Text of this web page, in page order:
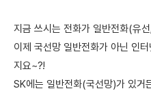
지금 쓰시는 전화가 일반전화(유
이제 국선망 일반전화가 아닌 인
지요~?!
SK에는 일반전화(국선망)가 있거